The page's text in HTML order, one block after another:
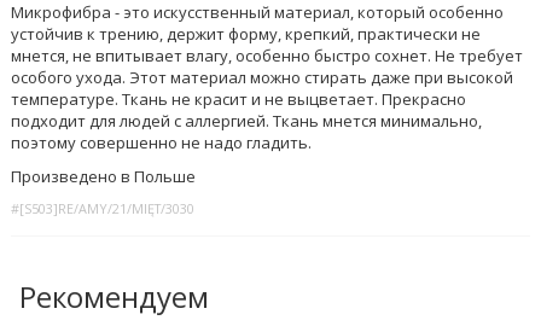
Микрофибра - это искусственный материал, который особенно
устойчив к трению, держит форму, крепкий, практически не
мнется, не впитывает влагу, особенно быстро сохнет. Не требует
особого ухода. Этот материал можно стирать даже при высокой
температуре. Ткань не красит и не выцветает. Прекрасно
подходит для людей с аллергией. Ткань мнется минимально,
поэтому совершенно не надо гладить.
Произведено в Польше
#[S503]RE/AMY/21/MIĘT/3030
Рекомендуем